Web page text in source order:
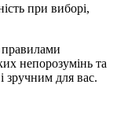
при виборі,
непорозумінь та
для вас.